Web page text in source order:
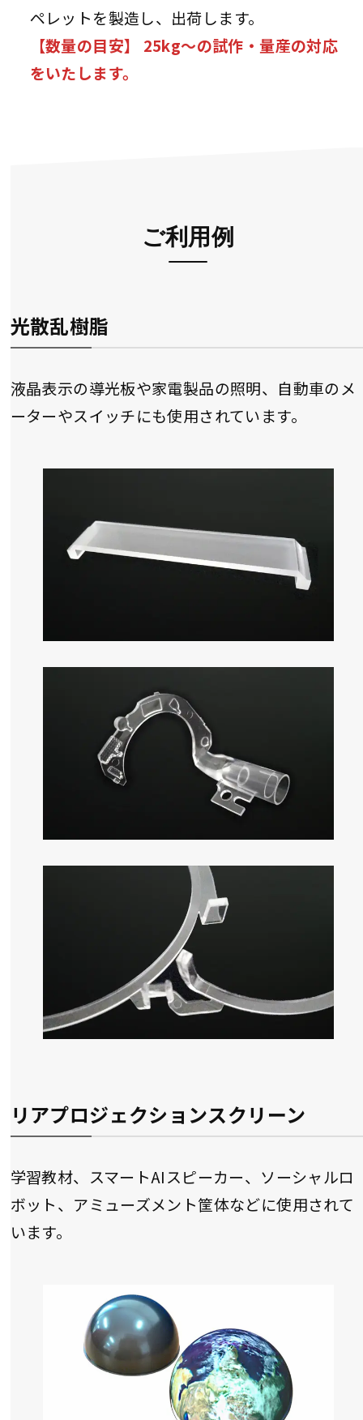
ペレットを製造し、出荷します。
【数量の目安】 25kg～の試作・量産の対応
をいたします。
ご利用例
光散乱樹脂
液晶表示の導光板や家電製品の照明、自動車のメ
ーターやスイッチにも使用されています。
リアプロジェクションスクリーン
学習教材、スマートAIスピーカー、ソーシャルロ
ボット、アミューズメント筐体などに使用されて
います。